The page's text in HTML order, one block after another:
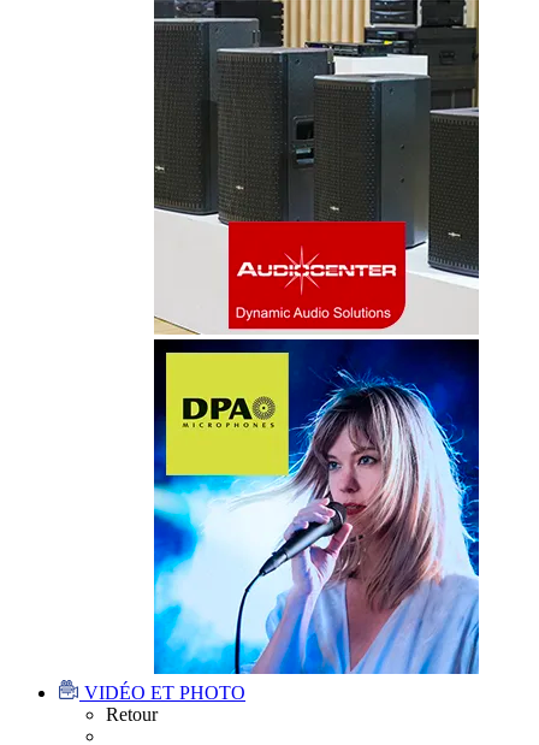
VIDÉO ET PHOTO
Retour